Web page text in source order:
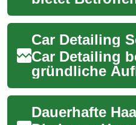
Haarausfall
und natürlich
Lösungen.
Car Detailing
gründliche
Fahrzeugen,
normale
hinausgeht